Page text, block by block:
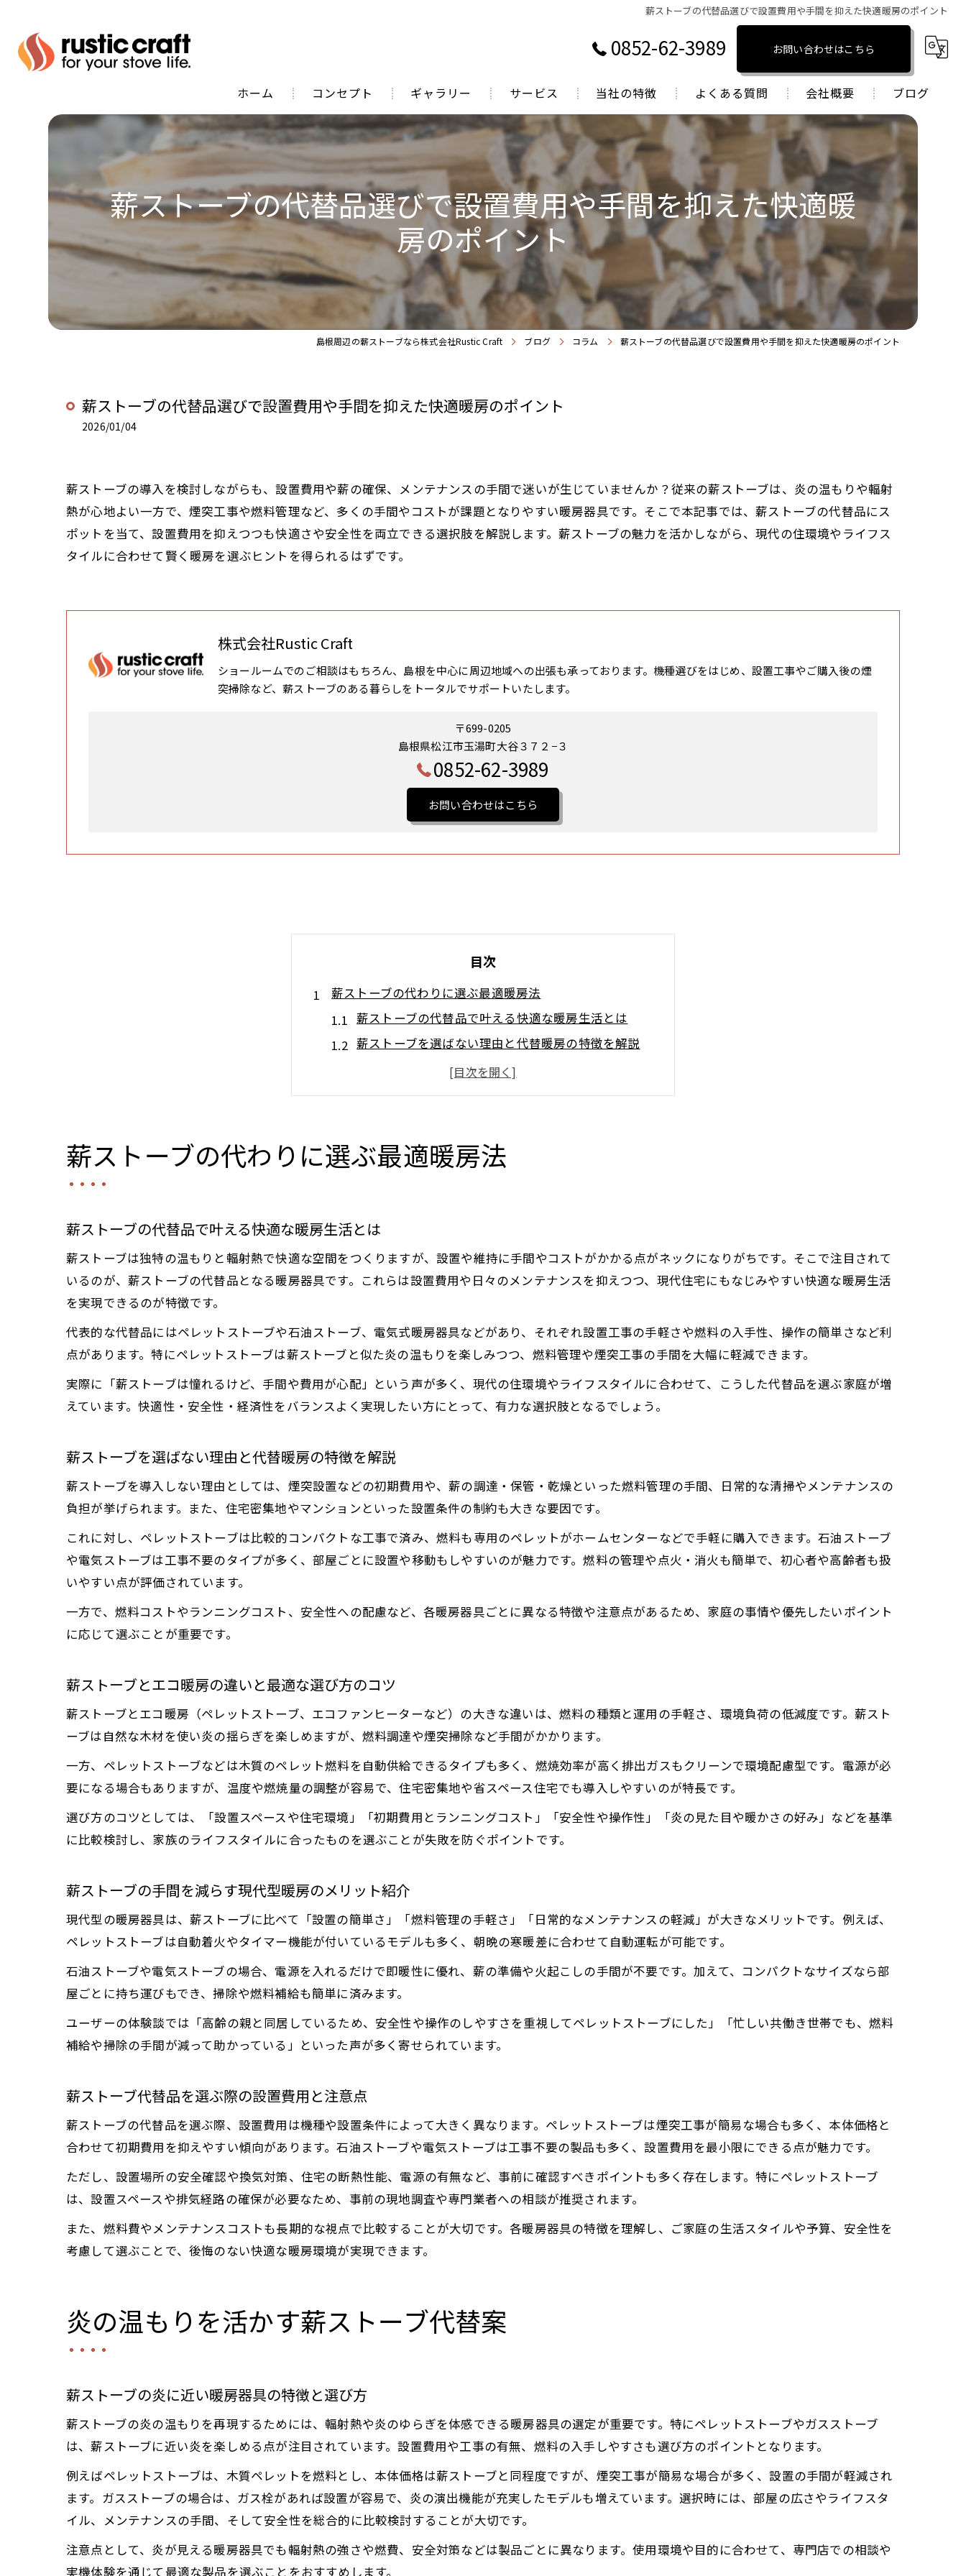
薪ストーブの代替品選びで設置費用や手間を抑えた快適暖房のポイント
0852-62-3989 お問い合わせはこちら
ホーム コンセプト
代表あいさつ
ギャラリー サービス 当社の特徴
鳥取で薪ストーブ
岡山で薪ストーブ
広島で薪ストーブ
煙突掃除
薪販売
よくある質問 会社概要 ブログ
コラム
薪ストーブの代替品選びで設置費用や手間を抑えた快適暖
房のポイント
島根周辺の薪ストーブなら株式会社Rustic Craft ブログ コラム 薪ストーブの代替品選びで設置費用や手間を抑えた快適暖房のポイント
薪ストーブの代替品選びで設置費用や手間を抑えた快適暖房のポイント
2026/01/04
薪ストーブの導入を検討しながらも、設置費用や薪の確保、メンテナンスの手間で迷いが生じていませんか？従来の薪ストーブは、炎の温もりや輻射
熱が心地よい一方で、煙突工事や燃料管理など、多くの手間やコストが課題となりやすい暖房器具です。そこで本記事では、薪ストーブの代替品にス
ポットを当て、設置費用を抑えつつも快適さや安全性を両立できる選択肢を解説します。薪ストーブの魅力を活かしながら、現代の住環境やライフス
タイルに合わせて賢く暖房を選ぶヒントを得られるはずです。
株式会社Rustic Craft
ショールームでのご相談はもちろん、島根を中心に周辺地域への出張も承っております。機種選びをはじめ、設置工事やご購入後の煙
突掃除など、薪ストーブのある暮らしをトータルでサポートいたします。
〒699-0205
島根県松江市玉湯町大谷３７２−３
0852-62-3989
お問い合わせはこちら
目次
薪ストーブの代わりに選ぶ最適暖房法
薪ストーブの代替品で叶える快適な暖房生活とは
薪ストーブを選ばない理由と代替暖房の特徴を解説
薪ストーブとエコ暖房の違いと最適な選び方のコツ
薪ストーブの手間を減らす現代型暖房のメリット紹介
炎の温もりを活かす薪ストーブ代替案
薪ストーブの炎に近い暖房器具の特徴と選び方
薪ストーブ以外で炎のゆらぎを楽しむ方法を比較
炎の温もりを重視する薪ストーブ代用製品の選定術
薪ストーブ工事不要の暖房器具を賢く選ぶポイント
薪ストーブの設置費用比較と省コストな選択術
薪ストーブ不要なエコ暖房の最新トレンドを紹介
薪ストーブより手軽なエコ暖房器具の特徴を解説
薪ストーブ不要でエコな生活を叶える暖房法
薪ストーブの手間を省く暖房器具の選び方ガイド
薪ストーブの手間と代替暖房の便利さを徹底比較
手間いらずの薪ストーブ代替品で快適な冬を過ごす
メンテナンス負担軽減の暖房器具比較
薪ストーブ代替品でメンテナンスを簡単にする方法
薪ストーブと代替暖房の掃除・管理の手間を比較
メンテナンスが楽な薪ストーブ代替品の選び方
薪ストーブ不要で手入れが簡単な暖房器具の特徴
薪ストーブの代わりに選ぶ最適暖房法
薪ストーブの代替品で叶える快適な暖房生活とは
薪ストーブは独特の温もりと輻射熱で快適な空間をつくりますが、設置や維持に手間やコストがかかる点がネックになりがちです。そこで注目されて
いるのが、薪ストーブの代替品となる暖房器具です。これらは設置費用や日々のメンテナンスを抑えつつ、現代住宅にもなじみやすい快適な暖房生活
を実現できるのが特徴です。
代表的な代替品にはペレットストーブや石油ストーブ、電気式暖房器具などがあり、それぞれ設置工事の手軽さや燃料の入手性、操作の簡単さなど利
点があります。特にペレットストーブは薪ストーブと似た炎の温もりを楽しみつつ、燃料管理や煙突工事の手間を大幅に軽減できます。
実際に「薪ストーブは憧れるけど、手間や費用が心配」という声が多く、現代の住環境やライフスタイルに合わせて、こうした代替品を選ぶ家庭が増
えています。快適性・安全性・経済性をバランスよく実現したい方にとって、有力な選択肢となるでしょう。
薪ストーブを選ばない理由と代替暖房の特徴を解説
薪ストーブを導入しない理由としては、煙突設置などの初期費用や、薪の調達・保管・乾燥といった燃料管理の手間、日常的な清掃やメンテナンスの
負担が挙げられます。また、住宅密集地やマンションといった設置条件の制約も大きな要因です。
これに対し、ペレットストーブは比較的コンパクトな工事で済み、燃料も専用のペレットがホームセンターなどで手軽に購入できます。石油ストーブ
や電気ストーブは工事不要のタイプが多く、部屋ごとに設置や移動もしやすいのが魅力です。燃料の管理や点火・消火も簡単で、初心者や高齢者も扱
いやすい点が評価されています。
一方で、燃料コストやランニングコスト、安全性への配慮など、各暖房器具ごとに異なる特徴や注意点があるため、家庭の事情や優先したいポイント
に応じて選ぶことが重要です。
薪ストーブとエコ暖房の違いと最適な選び方のコツ
薪ストーブとエコ暖房（ペレットストーブ、エコファンヒーターなど）の大きな違いは、燃料の種類と運用の手軽さ、環境負荷の低減度です。薪スト
ーブは自然な木材を使い炎の揺らぎを楽しめますが、燃料調達や煙突掃除など手間がかかります。
一方、ペレットストーブなどは木質のペレット燃料を自動供給できるタイプも多く、燃焼効率が高く排出ガスもクリーンで環境配慮型です。電源が必
要になる場合もありますが、温度や燃焼量の調整が容易で、住宅密集地や省スペース住宅でも導入しやすいのが特長です。
選び方のコツとしては、「設置スペースや住宅環境」「初期費用とランニングコスト」「安全性や操作性」「炎の見た目や暖かさの好み」などを基準
に比較検討し、家族のライフスタイルに合ったものを選ぶことが失敗を防ぐポイントです。
薪ストーブの手間を減らす現代型暖房のメリット紹介
現代型の暖房器具は、薪ストーブに比べて「設置の簡単さ」「燃料管理の手軽さ」「日常的なメンテナンスの軽減」が大きなメリットです。例えば、
ペレットストーブは自動着火やタイマー機能が付いているモデルも多く、朝晩の寒暖差に合わせて自動運転が可能です。
石油ストーブや電気ストーブの場合、電源を入れるだけで即暖性に優れ、薪の準備や火起こしの手間が不要です。加えて、コンパクトなサイズなら部
屋ごとに持ち運びもでき、掃除や燃料補給も簡単に済みます。
ユーザーの体験談では「高齢の親と同居しているため、安全性や操作のしやすさを重視してペレットストーブにした」「忙しい共働き世帯でも、燃料
補給や掃除の手間が減って助かっている」といった声が多く寄せられています。
薪ストーブ代替品を選ぶ際の設置費用と注意点
薪ストーブの代替品を選ぶ際、設置費用は機種や設置条件によって大きく異なります。ペレットストーブは煙突工事が簡易な場合も多く、本体価格と
合わせて初期費用を抑えやすい傾向があります。石油ストーブや電気ストーブは工事不要の製品も多く、設置費用を最小限にできる点が魅力です。
ただし、設置場所の安全確認や換気対策、住宅の断熱性能、電源の有無など、事前に確認すべきポイントも多く存在します。特にペレットストーブ
は、設置スペースや排気経路の確保が必要なため、事前の現地調査や専門業者への相談が推奨されます。
また、燃料費やメンテナンスコストも長期的な視点で比較することが大切です。各暖房器具の特徴を理解し、ご家庭の生活スタイルや予算、安全性を
考慮して選ぶことで、後悔のない快適な暖房環境が実現できます。
炎の温もりを活かす薪ストーブ代替案
薪ストーブの炎に近い暖房器具の特徴と選び方
薪ストーブの炎の温もりを再現するためには、輻射熱や炎のゆらぎを体感できる暖房器具の選定が重要です。特にペレットストーブやガスストーブ
は、薪ストーブに近い炎を楽しめる点が注目されています。設置費用や工事の有無、燃料の入手しやすさも選び方のポイントとなります。
例えばペレットストーブは、木質ペレットを燃料とし、本体価格は薪ストーブと同程度ですが、煙突工事が簡易な場合が多く、設置の手間が軽減され
ます。ガスストーブの場合は、ガス栓があれば設置が容易で、炎の演出機能が充実したモデルも増えています。選択時には、部屋の広さやライフスタ
イル、メンテナンスの手間、そして安全性を総合的に比較検討することが大切です。
注意点として、炎が見える暖房器具でも輻射熱の強さや燃費、安全対策などは製品ごとに異なります。使用環境や目的に合わせて、専門店での相談や
実機体験を通じて最適な製品を選ぶことをおすすめします。